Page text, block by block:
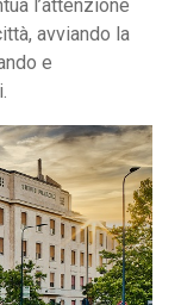
l’attenzione
avviando la
e